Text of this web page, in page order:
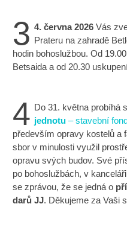
3 4. června 2026Vás
Prateru na zahradě
hodin bohoslužbou. Od
Betsaida a od 20.30
4 Do 31. května probíhá
jednotu– stavební
především opravy kostelů a
sbor v minulosti využil
opravu svých budov. Své
po bohoslužbách, v
se zprávou, že se jedná o
darů JJ. Děkujeme za Vaši